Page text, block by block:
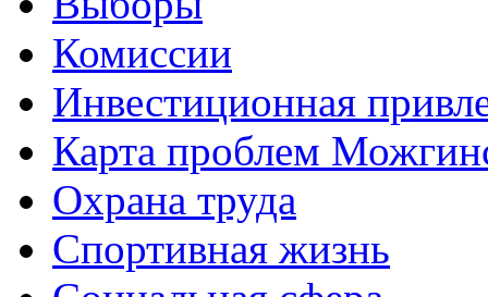
Комиссии
Инвестиционная
Карта проблем
Охрана труда
Спортивная жизнь